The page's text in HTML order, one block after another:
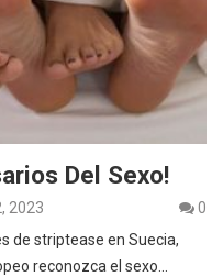
Del Sexo!
2023
0
de striptease en Suecia,
reconozca el sexo…